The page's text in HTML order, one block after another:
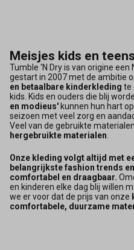
Meisjes kids en teens
Tumble 'N Dry is van origine
gestart in 2007 met de ambitie
en betaalbare kinderkleding te
kids. Kids en ouders die blij
en modieus'kunnen hun hart
seizoen met veel zorg en
Veel van de gebruikte
hergebruikte materialen
Onze kleding volgt altijd met
belangrijkste fashion trends
comfortabel en draagbaar.
en kinderen elke dag blij willen
we er voor dat de prijs van onze
comfortabele, duurzame